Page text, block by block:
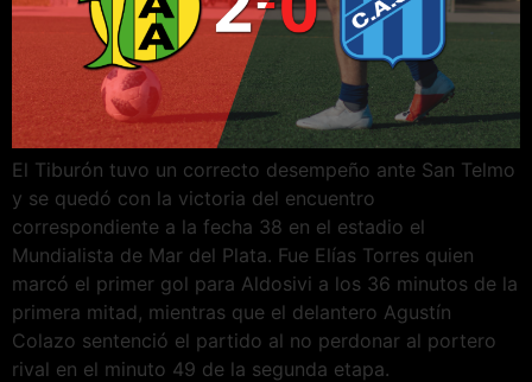
El Tiburón tuvo un correcto desempeño ante San Telmo
y se quedó con la victoria del encuentro
correspondiente a la fecha 38 en el estadio el
Mundialista de Mar del Plata. Fue Elías Torres quien
marcó el primer gol para Aldosivi a los 36 minutos de la
primera mitad, mientras que el delantero Agustín
Colazo sentenció el partido al no perdonar al portero
rival en el minuto 49 de la segunda etapa.